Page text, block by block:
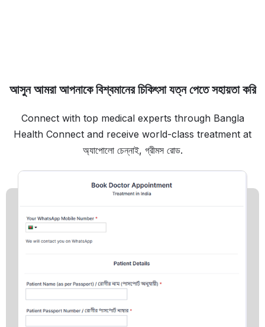
আসুন আমরা আপনাকে বিশ্বমানের চিকিৎসা যত্ন পেতে সহায়তা করি
Connect with top medical experts through Bangla
Health Connect and receive world-class treatment at
অ্যাপোলো চেন্নাই, গ্রীমস রোড.